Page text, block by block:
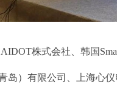
株式会社、韩国
岛）有限公司、上海心